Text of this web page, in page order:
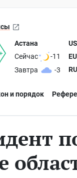
Астана
Сейчас
-11
Завтра
-3
и порядок